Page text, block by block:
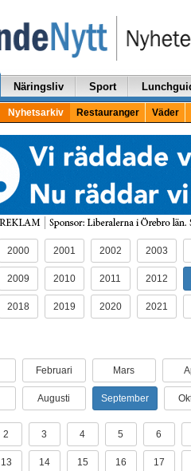
Näringsliv Sport
Nyhetsarkiv Restauranger Väder
2000 2001 2002 2003
2009 2010 2011 2012
2018 2019 2020 2021
Februari Mars
Augusti September
2 3 4 5 6
13 14 15 16 17